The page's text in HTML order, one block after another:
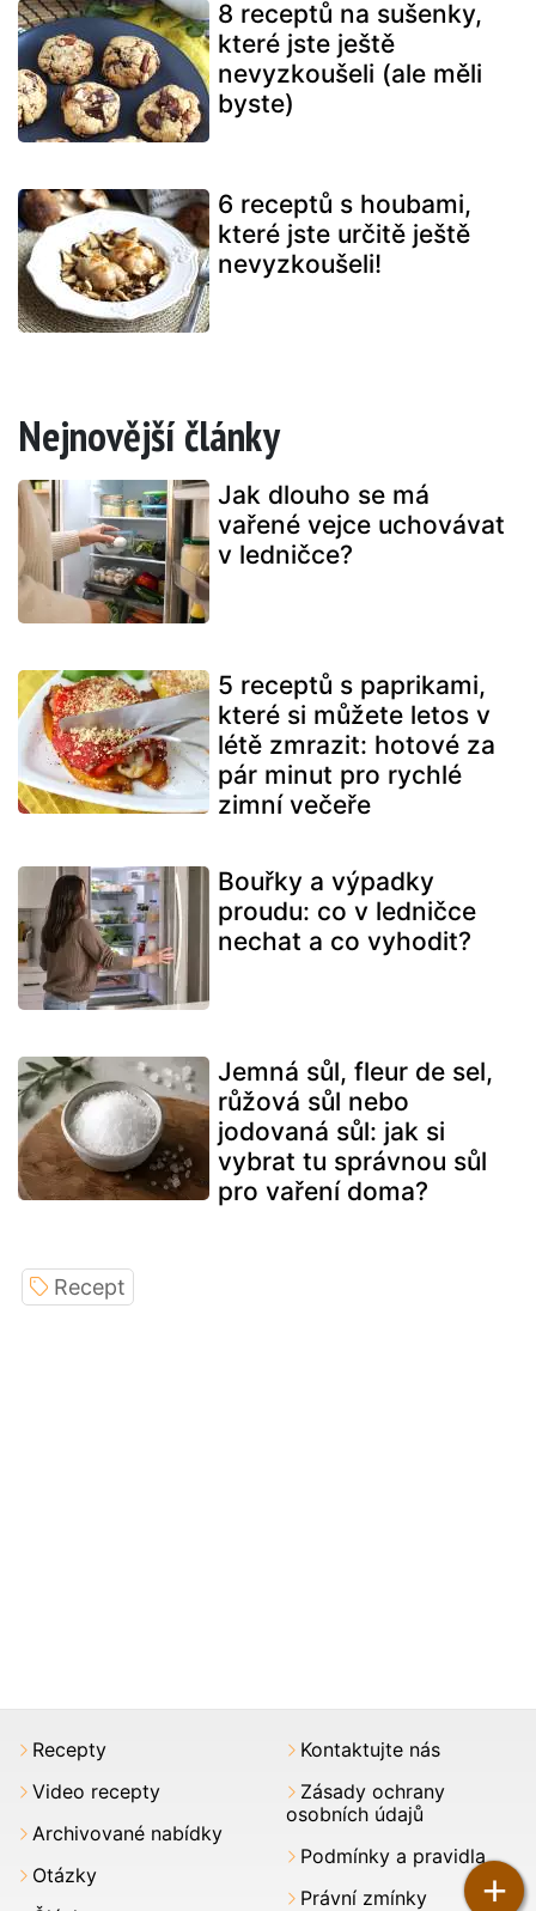
8 receptů na sušenky,
které jste ještě
nevyzkoušeli (ale měli
byste)
6 receptů s houbami,
které jste určitě ještě
nevyzkoušeli!
Nejnovější články
Jak dlouho se má
vařené vejce uchovávat
v ledničce?
5 receptů s paprikami,
které si můžete letos v
létě zmrazit: hotové za
pár minut pro rychlé
zimní večeře
Bouřky a výpadky
proudu: co v ledničce
nechat a co vyhodit?
Jemná sůl, fleur de sel,
růžová sůl nebo
jodovaná sůl: jak si
vybrat tu správnou sůl
pro vaření doma?
+
Recept
Recepty
Video recepty
Archivované nabídky
Otázky
Kontaktujte nás
Zásady ochrany
osobních údajů
Podmínky a pravidla
Právní zmínky